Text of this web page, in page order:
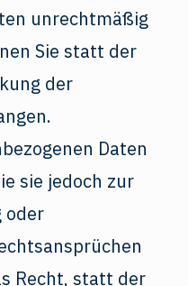
unrechtmäßig
Sie statt der
der
Daten
sie jedoch zur
oder
Recht, statt der